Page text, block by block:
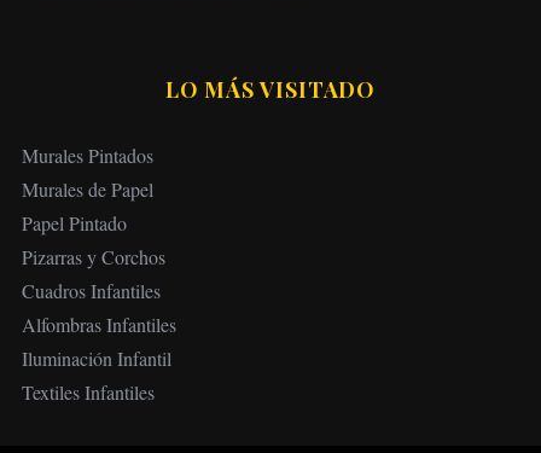
LO MÁS VISITADO
Murales Pintados
Murales de Papel
Papel Pintado
Pizarras y Corchos
Cuadros Infantiles
Alfombras Infantiles
Iluminación Infantil
Textiles Infantiles